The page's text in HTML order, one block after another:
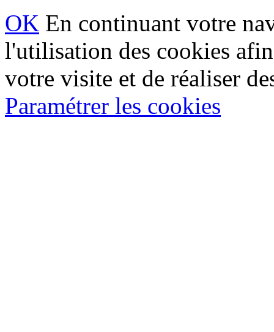
OK En continuant votre
l'utilisation des cookies
votre visite et de réaliser
Paramétrer les cookies